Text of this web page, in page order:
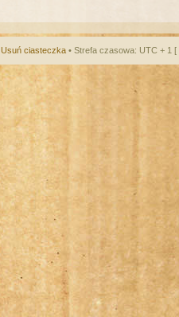
Usuń ciasteczka • Strefa czasowa: UTC + 1 [